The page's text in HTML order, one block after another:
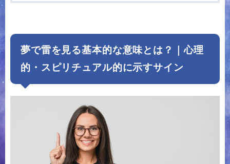
夢で雷を見る基本的な意味とは？｜心理
的・スピリチュアル的に示すサイン